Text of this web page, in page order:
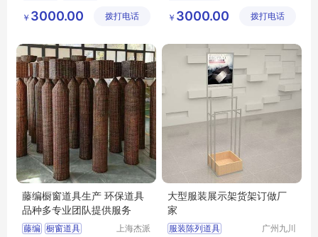
公司
￥ 3000.00 拨打电话
公司
￥ 3000.00 拨打电话
藤编橱窗道具生产 环保道具
品种多专业团队提供服务
藤编 橱窗道具
上海杰派
大型服装展示架货架订做厂
家
服装陈列道具
广州九川